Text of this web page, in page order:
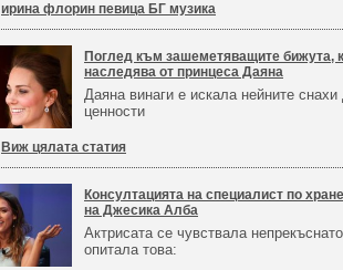
ирина флорин певица БГ музика
Поглед към зашеметяващите бижута,
наследява от принцеса Даяна
Даяна винаги е искала нейните снахи
ценности
Виж цялата статия
Консултацията на специалист по
на Джесика Алба
Актрисата се чувствала
опитала това: